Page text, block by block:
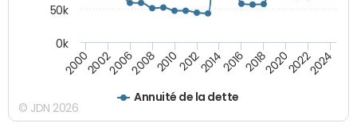
Annuité de la dette
200020022006200820102012201420162018202020222024
0k
50k
© JDN 2026